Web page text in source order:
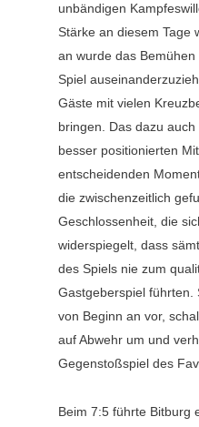
unbändigen
Stärke an diesem Tage
an wurde das
Spiel
Gäste mit vielen
bringen. Das dazu
besser positionierten
entscheidenden
die zwischenzeitlich
Geschlossenheit, die
widerspiegelt, dass
des Spiels nie zum
Gastgeberspiel führten.
von Beginn an vor,
auf Abwehr um und
Gegenstoßspiel des
Beim 7:5 führte Bitburg